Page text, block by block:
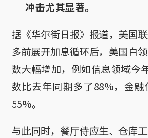
冲击尤其显著。
据《华尔街日报》报道，美国
多前展开加息循环后，美国白
数大幅增加，例如信息领域今
数比去年同期多了88%，金融
55%。
与此同时，餐厅侍应生、仓库